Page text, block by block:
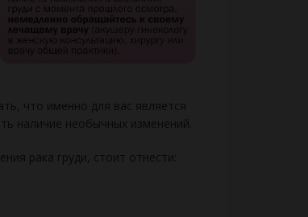
что именно для вас является
наличие необычных изменений.
рака груди, стоит отнести: